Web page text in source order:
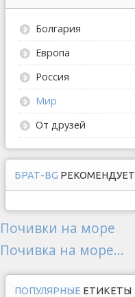
Болгария
Европа
Россия
Мир
От друзей
БРАТ-BG РЕКОМЕНДУЕТ
Почивки на море
Почивка на море...
ПОПУЛЯРНЫЕ ЕТИКЕТЫ